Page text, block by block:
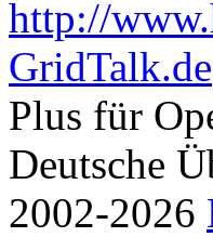
http://
GridTalk.de
Plus für
Deutsche
2002-2026